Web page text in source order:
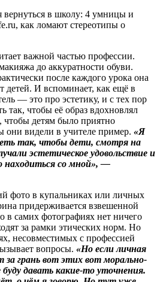
важной частью профессии.
до аккуратности обуви.
после каждого урока она
детей. И вспоминает, как ещё в
— это про эстетику, и с тех пор
так, чтобы её образ вдохновлял
чтобы детям было приятно
они видели в учителе пример. «Я
так, чтобы дети, смотря на
эстетическое удовольствие и
со мной», —
фото в купальниках или личных
придерживается взвешенной
в самих фотографиях нет ничего
за рамки этических норм. Но
несовместимых с профессией
вопросы. «Но если личная
грань вот этих вот морально-
давать какие-то уточнения.